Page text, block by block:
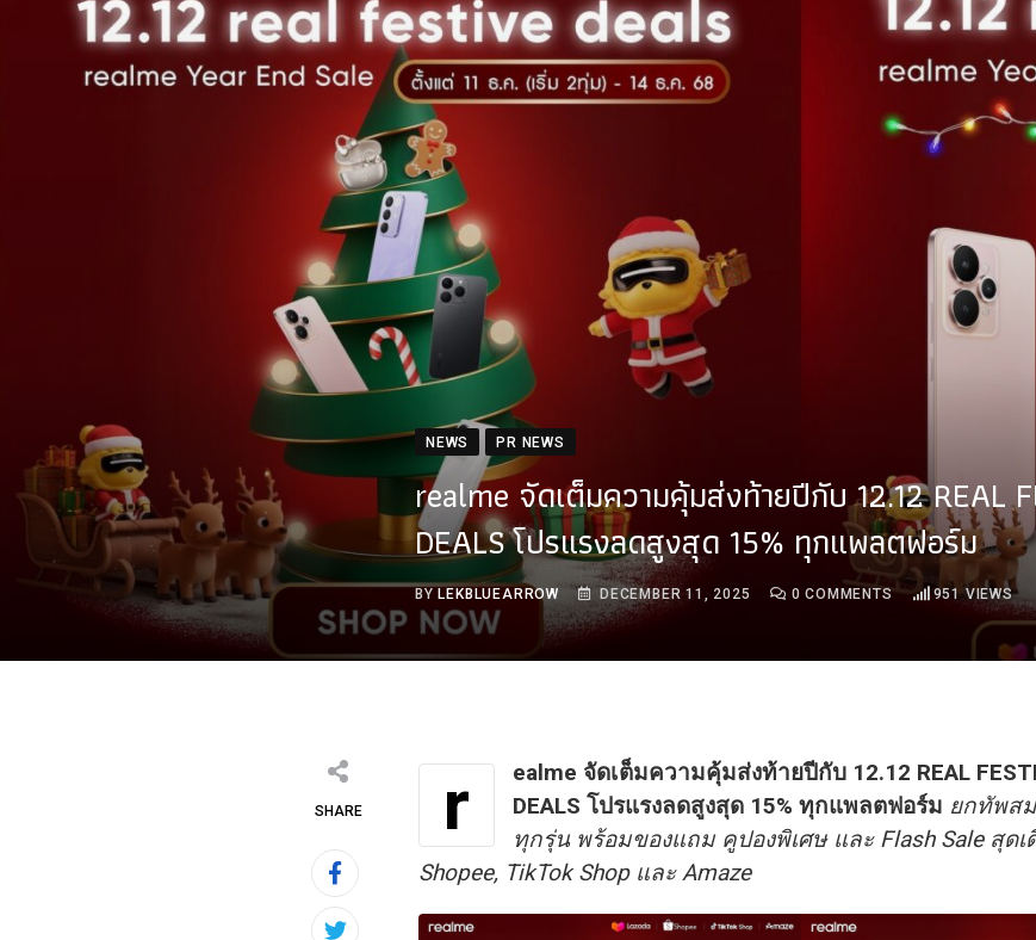
NEWS PR NEWS
realme จัดเต็มความคุ้มส่งท้ายปีกับ 12.12 REAL
DEALS โปรแรงลดสูงสุด 15% ทุกแพลตฟอร์ม
BYLEKBLUEARROW DECEMBER 11, 2025 0 COMMENTS 951VIEWS
SHARE r
ealme จัดเต็มความคุ้มส่งท้ายปีกับ 12.12 REAL
DEALS โปรแรงลดสูงสุด 15% ทุกแพลตฟอร์ม ยกทัพส
ทุกรุ่น พร้อมของแถม คูปองพิเศษ และ Flash Sale สุดเ
Shopee, TikTok Shop และ Amaze